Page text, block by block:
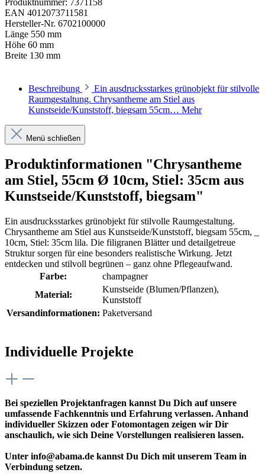
Produktnummer: 7371158
EAN 4012073711581
Hersteller-Nr. 6702100000
Länge 550 mm
Höhe 60 mm
Breite 130 mm
Beschreibung
Ein ausdrucksstarkes grünobjekt für stilvolle
Raumgestaltung. Chrysantheme am Stiel aus
Kunstseide/Kunststoff, biegsam 55cm… Mehr
Menü schließen
Produktinformationen "Chrysantheme
am Stiel, 55cm Ø 10cm, Stiel: 35cm aus
Kunstseide/Kunststoff, biegsam"
Ein ausdrucksstarkes grünobjekt für stilvolle Raumgestaltung.
Chrysantheme am Stiel aus Kunstseide/Kunststoff, biegsam 55cm, _
10cm, Stiel: 35cm lila. Die filigranen Blätter und detailgetreue
Struktur sorgen für eine besonders realistische Wirkung. Jetzt
entdecken und stilvoll begrünen – ganz ohne Pflegeaufwand.
Farbe:
champagner
Material:
Kunstseide (Blumen/Pflanzen),
Kunststoff
Versandinformationen: Paketversand
Individuelle Projekte
Bei speziellen Projektanfragen kannst Du Dich auf unsere
umfassende Fachkenntnis und Erfahrung verlassen. Anhand
individueller Skizzen oder Fotomontagen zeigen wir Dir
anschaulich, wie sich Deine Vorstellungen realisieren lassen.
Unter info@abama.de kannst Du Dich mit unserem Team in
Verbindung setzen.